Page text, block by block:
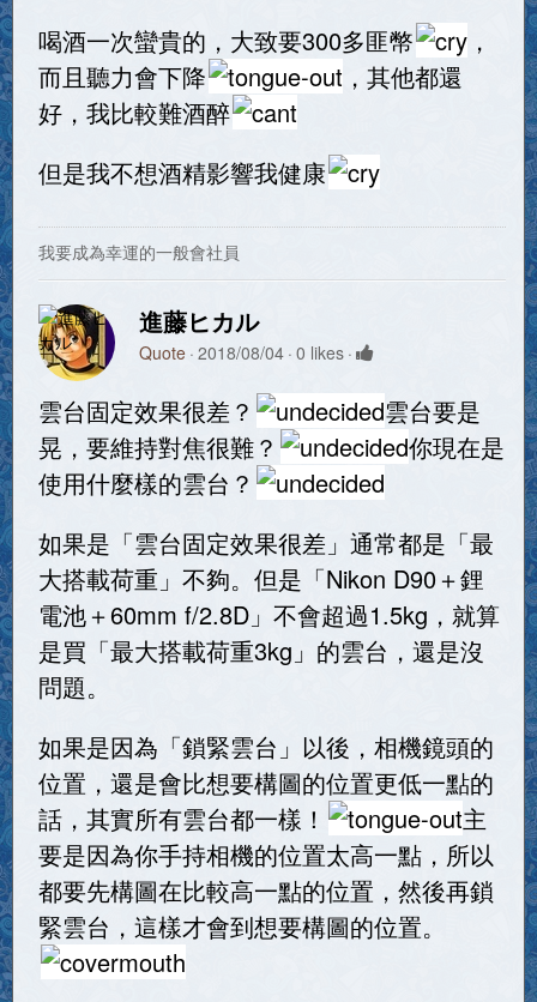
喝酒一次蠻貴的，大致要300多匪幣
，
而且聽力會下降
，其他都還
好，我比較難酒醉
但是我不想酒精影響我健康
我要成為幸運的一般會社員
進藤ヒカル
Quote 2018/08/04 0 likes
雲台固定效果很差？
雲台要是
晃，要維持對焦很難？
你現在是
使用什麼樣的雲台？
如果是「雲台固定效果很差」通常都是「最
大搭載荷重」不夠。但是「Nikon D90＋鋰
電池＋60mm f/2.8D」不會超過1.5kg，就算
是買「最大搭載荷重3kg」的雲台，還是沒
問題。
如果是因為「鎖緊雲台」以後，相機鏡頭的
位置，還是會比想要構圖的位置更低一點的
話，其實所有雲台都一樣！
主
要是因為你手持相機的位置太高一點，所以
都要先構圖在比較高一點的位置，然後再鎖
緊雲台，這樣才會到想要構圖的位置。